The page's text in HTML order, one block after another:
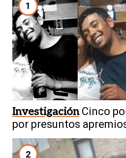
1
Investigación Cinco
por presuntos
2